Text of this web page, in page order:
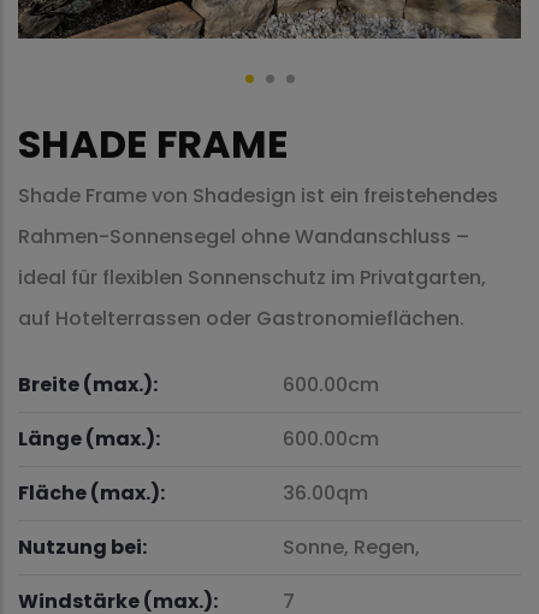
SHADE FRAME
Shade Frame von Shadesign ist ein freistehendes
Rahmen-Sonnensegel ohne Wandanschluss –
ideal für flexiblen Sonnenschutz im Privatgarten,
auf Hotelterrassen oder Gastronomieflächen.
Breite (max.):
600.00cm
Länge (max.):
600.00cm
Fläche (max.):
36.00qm
Nutzung bei:
Sonne, Regen,
Windstärke (max.):
7